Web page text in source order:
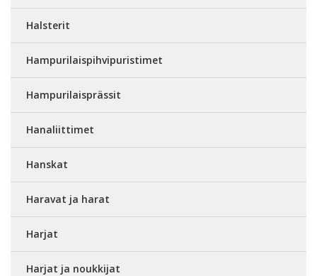
Halsterit
Hampurilaispihvipuristimet
Hampurilaisprässit
Hanaliittimet
Hanskat
Haravat ja harat
Harjat
Harjat ja noukkijat